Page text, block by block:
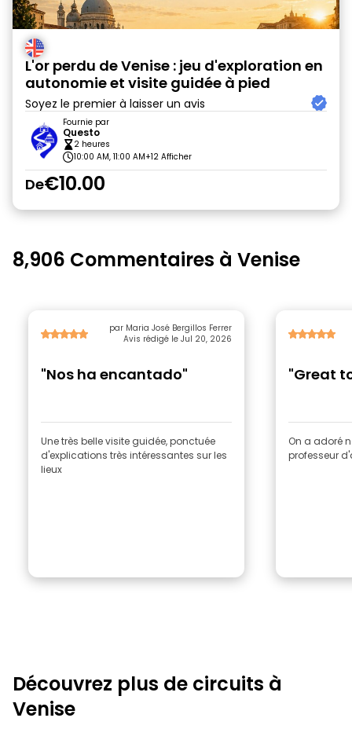
L'or perdu de Venise : jeu d'exploration en
autonomie et visite guidée à pied
Soyez le premier à laisser un avis
Fournie par
Questo
2 heures
10:00 AM, 11:00 AM+12 Afficher
De€10.00
8,906 Commentaires à Venise
par Maria José Bergillos Ferrer
Avis rédigé le Jul 20, 2026
"Nos ha encantado"
Une très belle visite guidée, ponctuée
d'explications très intéressantes sur les
lieux
"Great
On a adoré
professeur
Découvrez plus de circuits à
Venise